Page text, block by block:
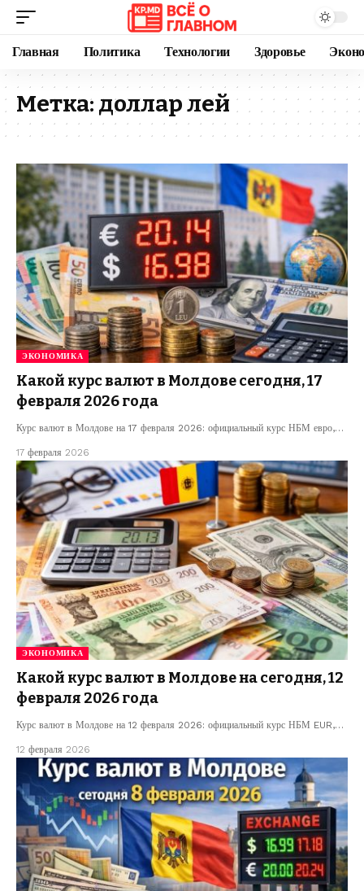
Главная Политика Технологии Здоровье
Метка: доллар лей
ЭКОНОМИКА
Какой курс валют в Молдове сегодня, 17
февраля 2026 года
Курс валют в Молдове на 17 февраля 2026: официальный курс НБМ евро,…
17 февраля 2026
ЭКОНОМИКА
Какой курс валют в Молдове на сегодня, 12
февраля 2026 года
Курс валют в Молдове на 12 февраля 2026: официальный курс НБМ EUR,…
12 февраля 2026